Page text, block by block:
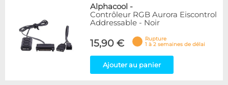
Alphacool -
Contrôleur RGB Aurora Eiscontrol
Addressable - Noir
15,90 €
Rupture
1 à 2 semaines de délai
Ajouter au panier